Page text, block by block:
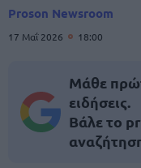
Proson Newsroom
17 Μαΐ 2026 18:00
Μάθε
ειδήσεις.
Βάλε το